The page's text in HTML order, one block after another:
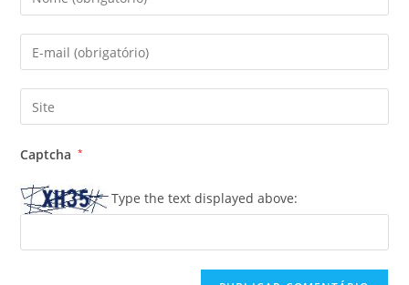
seu
nome
ou
de
usuário
para
Digite
seu
endereço
de
mail
para
comentar
Digite
o
seu
site
Captcha *
Type the text displayed above: